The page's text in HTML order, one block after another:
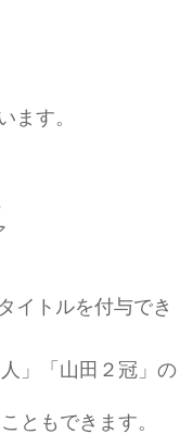
ます。
イトルを付与でき
」「山田２冠」の
ともできます。